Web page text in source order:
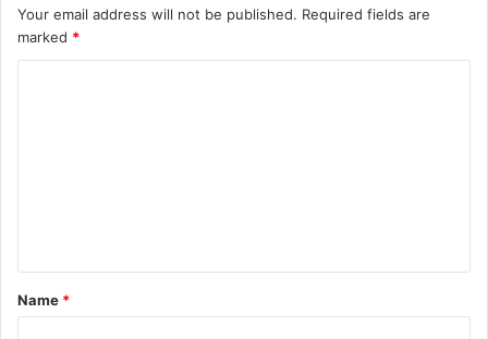
Your email address will not be published. Required fields are
marked *
t
*
Name *